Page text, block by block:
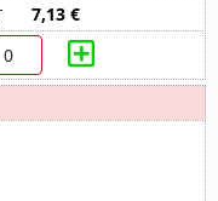
7,13 €